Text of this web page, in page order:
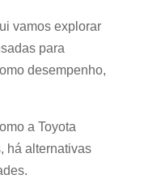
vamos explorar
para
desempenho,
a Toyota
há alternativas